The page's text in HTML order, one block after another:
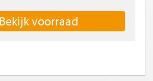
Bekijk voorraad